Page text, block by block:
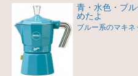
青・水色・ブ
めたよ
ブルー系のマキ